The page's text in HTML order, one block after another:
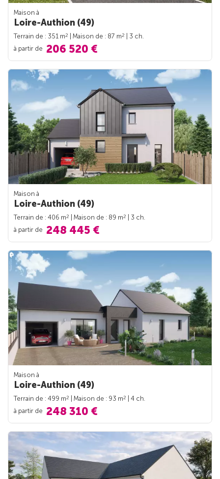
Maison à
Loire-Authion (49)
Terrain de : 351 m2 | Maison de : 87 m2
| 3 ch.
à partir de 206 520 €
Maison à
Loire-Authion (49)
Terrain de : 406 m2 | Maison de : 89 m2
| 3 ch.
à partir de 248 445 €
Maison à
Loire-Authion (49)
Terrain de : 499 m2 | Maison de : 93 m2
| 4 ch.
à partir de 248 310 €